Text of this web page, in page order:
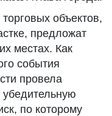
объектов,
предложат
местах. Как
события
провела
убедительную
по которому